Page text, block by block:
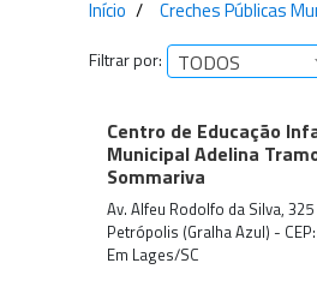
Início Creches Públicas
Filtrar por: TODOS
Empresas
Centro de Educação
Municipal Adelina
Sommariva
Av. Alfeu Rodolfo da Silva,
Petrópolis (Gralha Azul) -
Em Lages/SC